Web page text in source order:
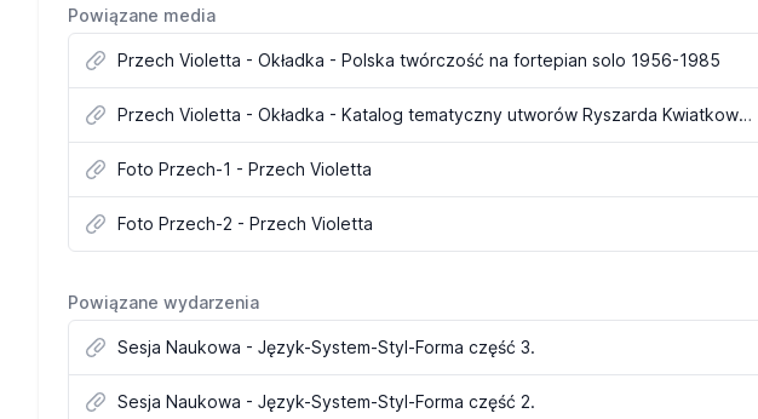
Powiązane media
Przech Violetta - Okładka - Polska twórczość na fortepian solo 1956-1985
Przech Violetta - Okładka - Katalog tematyczny utworów Ryszarda Kwiatkowskiego
Foto Przech-1 - Przech Violetta
Foto Przech-2 - Przech Violetta
Powiązane wydarzenia
Sesja Naukowa - Język-System-Styl-Forma część 3.
Sesja Naukowa - Język-System-Styl-Forma część 2.